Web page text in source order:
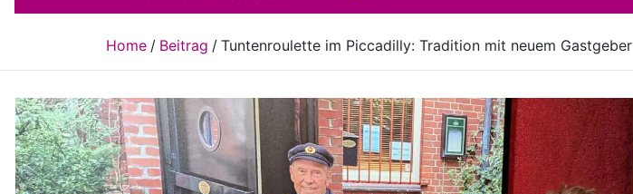
Home Beitrag Tuntenroulette im Piccadilly: Tradition mit neuem Gastgeber